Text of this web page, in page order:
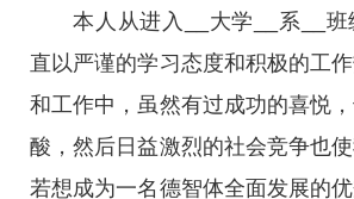
本人从进入__大学__系__
直以严谨的学习态度和积极的工
和工作中，虽然有过成功的喜悦
酸，然后日益激烈的社会竞争也
若想成为一名德智体全面发展的